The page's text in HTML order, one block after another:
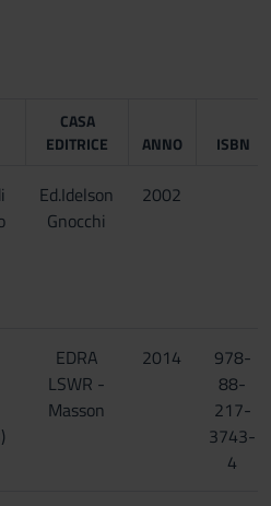
CASA
EDITRICE
ANNO ISBN
Ed.Idelson
Gnocchi
2002
EDRA
LSWR -
Masson
2014
978-
88-
217-
3743-
4